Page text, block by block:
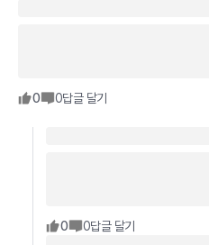
0 0답글 달기
0 0답글 달기